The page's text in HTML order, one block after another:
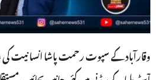
وقارآباد کے سپوت رحمت پاشا انسانیت